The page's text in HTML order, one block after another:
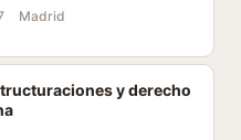
Madrid
y derecho